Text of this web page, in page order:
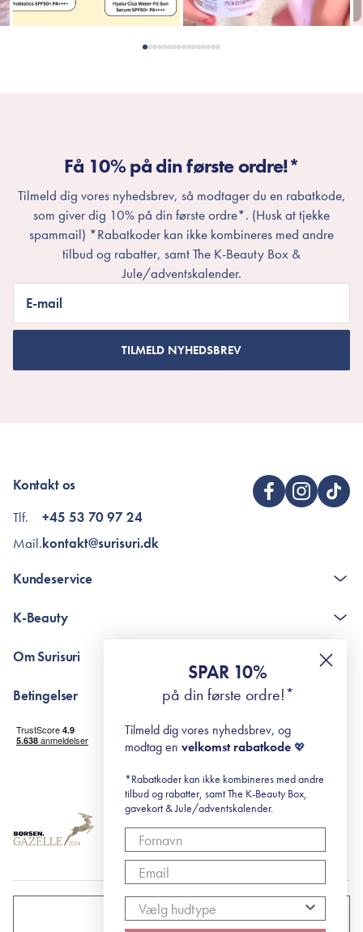
Få 10% på din første ordre!*
Tilmeld dig vores nyhedsbrev, så modtager du en rabatkode,
som giver dig 10% på din første ordre*. (Husk at tjekke
spammail) *Rabatkoder kan ikke kombineres med andre
tilbud og rabatter, samt The K-Beauty Box &
Jule/adventskalender.
E-mail
TILMELD NYHEDSBREV
Kontakt os
Tlf.
Mail.
+45 53 70 97 24
kontakt@surisuri.dk
Kundeservice
The K-Beauty Box - spørgsmål og svar
RE-ZIP
K-Beauty
Retinol for begyndere
surisuri's mini guide til rosacea
Om Surisuri
Black Friday
Betingelser
Levering og returnering
Handelsbetingelser
Abonnementsbetingelser
DANMARK
SPAR 10%
på din første ordre!*
Tilmeld dig vores nyhedsbrev, og
modtag en velkomst rabatkode 💖
*Rabatkoder kan ikke kombineres med andre
tilbud og rabatter, samt The K-Beauty Box,
gavekort & Jule/adventskalender.